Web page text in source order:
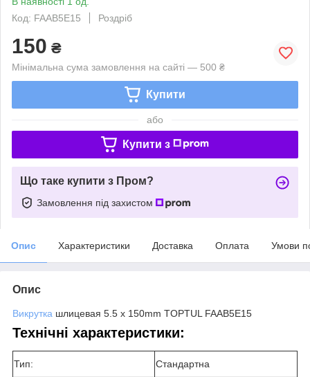
Код: FAAB5E15
Роздріб
150 ₴
Мінімальна сума замовлення на сайті — 500 ₴
Купити
або
Купити з
Що таке купити з Пром?
Замовлення під захистом
Опис Характеристики Доставка Оплата Умови
Опис
Викрутка шлицевая 5.5 x 150mm TOPTUL FAAB5E15
Технічні характеристики:
Тип: Стандартна